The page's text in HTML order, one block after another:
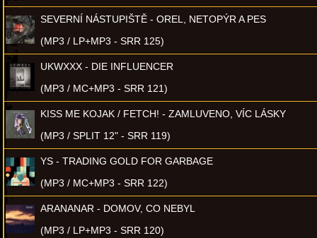
SEVERNÍ NÁSTUPIŠTĚ - OREL, NETOPÝR A PES
(MP3 / LP+MP3 - SRR 125)
UKWXXX - DIE INFLUENCER
(MP3 / MC+MP3 - SRR 121)
KISS ME KOJAK / FETCH! - ZAMLUVENO, VÍC LÁSKY
(MP3 / SPLIT 12" - SRR 119)
YS - TRADING GOLD FOR GARBAGE
(MP3 / MC+MP3 - SRR 122)
ARANANAR - DOMOV, CO NEBYL
(MP3 / LP+MP3 - SRR 120)